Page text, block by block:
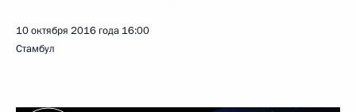
10 октября 2016 года 16:00
Стамбул